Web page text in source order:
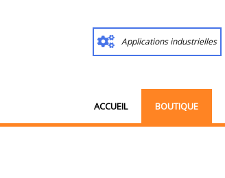
Applications industrielles
ACCUEIL BOUTIQUE